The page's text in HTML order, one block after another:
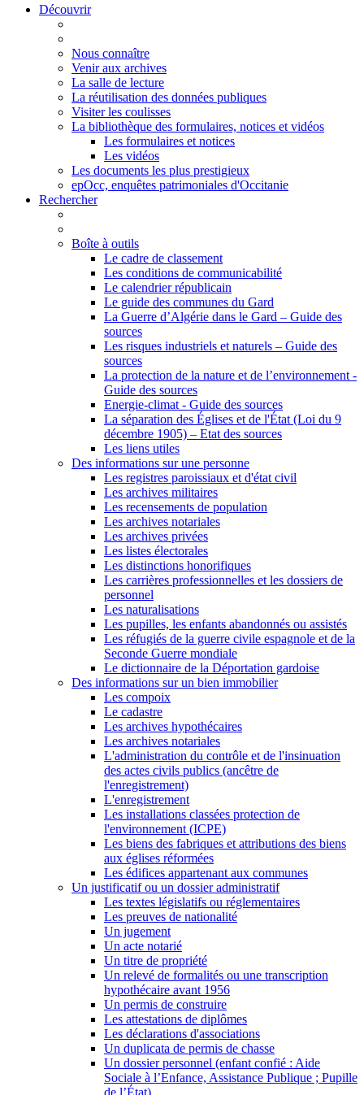
Découvrir
Nous connaître
Venir aux archives
La salle de lecture
La réutilisation des données publiques
Visiter les coulisses
La bibliothèque des formulaires, notices et vidéos
Les formulaires et notices
Les vidéos
Les documents les plus prestigieux
epOcc, enquêtes patrimoniales d'Occitanie
Rechercher
Boîte à outils
Le cadre de classement
Les conditions de communicabilité
Le calendrier républicain
Le guide des communes du Gard
La Guerre d’Algérie dans le Gard – Guide des
sources
Les risques industriels et naturels – Guide des
sources
La protection de la nature et de l’environnement -
Guide des sources
Energie-climat - Guide des sources
La séparation des Églises et de l'État (Loi du 9
décembre 1905) – Etat des sources
Les liens utiles
Des informations sur une personne
Les registres paroissiaux et d'état civil
Les archives militaires
Les recensements de population
Les archives notariales
Les archives privées
Les listes électorales
Les distinctions honorifiques
Les carrières professionnelles et les dossiers de
personnel
Les naturalisations
Les pupilles, les enfants abandonnés ou assistés
Les réfugiés de la guerre civile espagnole et de la
Seconde Guerre mondiale
Le dictionnaire de la Déportation gardoise
Des informations sur un bien immobilier
Les compoix
Le cadastre
Les archives hypothécaires
Les archives notariales
L'administration du contrôle et de l'insinuation
des actes civils publics (ancêtre de
l'enregistrement)
L'enregistrement
Les installations classées protection de
l'environnement (ICPE)
Les biens des fabriques et attributions des biens
aux églises réformées
Les édifices appartenant aux communes
Un justificatif ou un dossier administratif
Les textes législatifs ou réglementaires
Les preuves de nationalité
Un jugement
Un acte notarié
Un titre de propriété
Un relevé de formalités ou une transcription
hypothécaire avant 1956
Un permis de construire
Les attestations de diplômes
Les déclarations d'associations
Un duplicata de permis de chasse
Un dossier personnel (enfant confié : Aide
Sociale à l’Enfance, Assistance Publique ; Pupille
de l’État)